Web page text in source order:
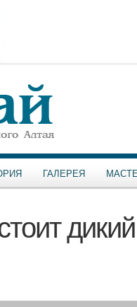
ГАЛЕРЕЯ
дикий